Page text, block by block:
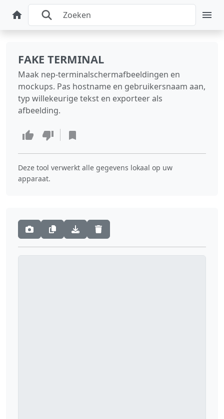
FAKE TERMINAL
Maak nep-terminalschermafbeeldingen en
mockups. Pas hostname en gebruikersnaam aan,
typ willekeurige tekst en exporteer als
afbeelding.
Deze tool verwerkt alle gegevens lokaal op uw
apparaat.